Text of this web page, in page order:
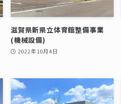
滋賀県新県立体育館整備事業
(機械設備)
2022年10月4日